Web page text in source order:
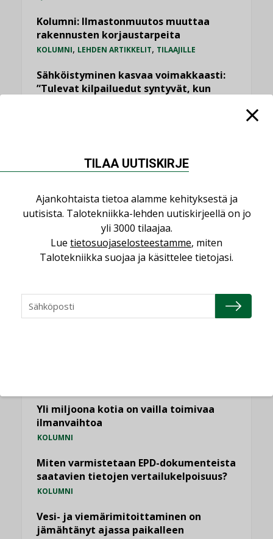
Kolumni: Ilmastonmuutos muuttaa
rakennusten korjaustarpeita
KOLUMNI, LEHDEN ARTIKKELIT, TILAAJILLE
Sähköistyminen kasvaa voimakkaasti:
”Tulevat kilpailuedut syntyvät, kun
perusparannushankkeissa
AJANKOHTAISTA,TILAAJILLE
KATSO KAIKKI
Puheista tekoihin – uusin teknologia
Yli miljoona kotia on vailla toimivaa
ilmanvaihtoa
KOLUMNI
Miten varmistetaan EPD-dokumenteista
saatavien tietojen vertailukelpoisuus?
KOLUMNI
Vesi- ja viemärimitoittaminen on
jämähtänyt ajassa paikalleen
TILAA UUTISKIRJE
Ajankohtaista tietoa alamme kehityksestä ja
uutisista. Talotekniikka-lehden uutiskirjeellä on jo
yli 3000 tilaajaa.
Lue tietosuojaselosteestamme, miten
Talotekniikka suojaa ja käsittelee tietojasi.